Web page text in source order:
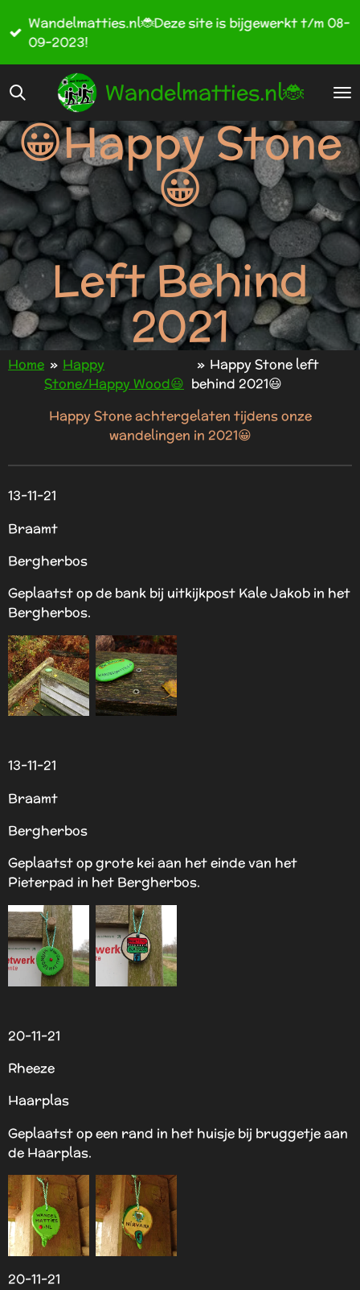
direct
hoofdinhoud
Wandelmatties.nl🐞
Wandelmatties.nl🐞Deze site is bijgewerkt t/m 08-
09-2023!
😀Happy Stone
😀
Left Behind
2021
Home » Happy
Stone/Happy Wood😃
» Happy Stone left
behind 2021😃
Happy Stone achtergelaten tijdens onze
wandelingen in 2021😀
13-11-21
Braamt
Bergherbos
Geplaatst op de bank bij uitkijkpost Kale Jakob in het
Bergherbos.
13-11-21
Braamt
Bergherbos
Geplaatst op grote kei aan het einde van het
Pieterpad in het Bergherbos.
20-11-21
Rheeze
Haarplas
Geplaatst op een rand in het huisje bij bruggetje aan
de Haarplas.
20-11-21